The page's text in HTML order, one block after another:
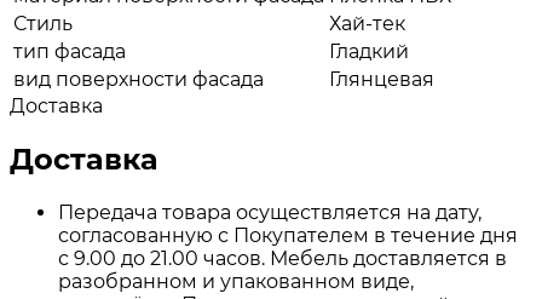
Стиль
Хай-тек
тип фасада
Гладкий
вид поверхности фасада
Глянцевая
Доставка
Доставка
Передача товара осуществляется на дату,
согласованную с Покупателем в течение дня
с 9.00 до 21.00 часов. Мебель доставляется в
разобранном и упакованном виде,